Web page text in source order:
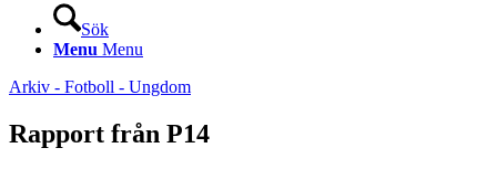
Sök
Menu Menu
Arkiv - Fotboll - Ungdom
Rapport från P14